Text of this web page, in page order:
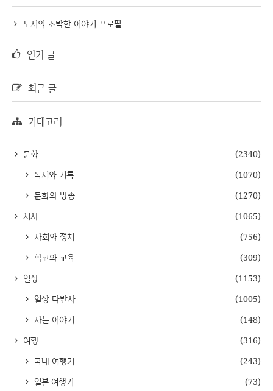
노지의 소박한 이야기 프로필
인기 글
최근 글
카테고리
문화
(2340)
독서와 기록
(1070)
문화와 방송
(1270)
시사
(1065)
사회와 정치
(756)
학교와 교육
(309)
일상
(1153)
일상 다반사
(1005)
사는 이야기
(148)
여행
(316)
국내 여행기
(243)
일본 여행기
(73)